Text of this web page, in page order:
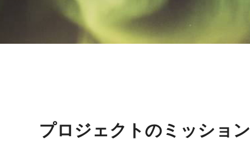
プロジェクトのミッション